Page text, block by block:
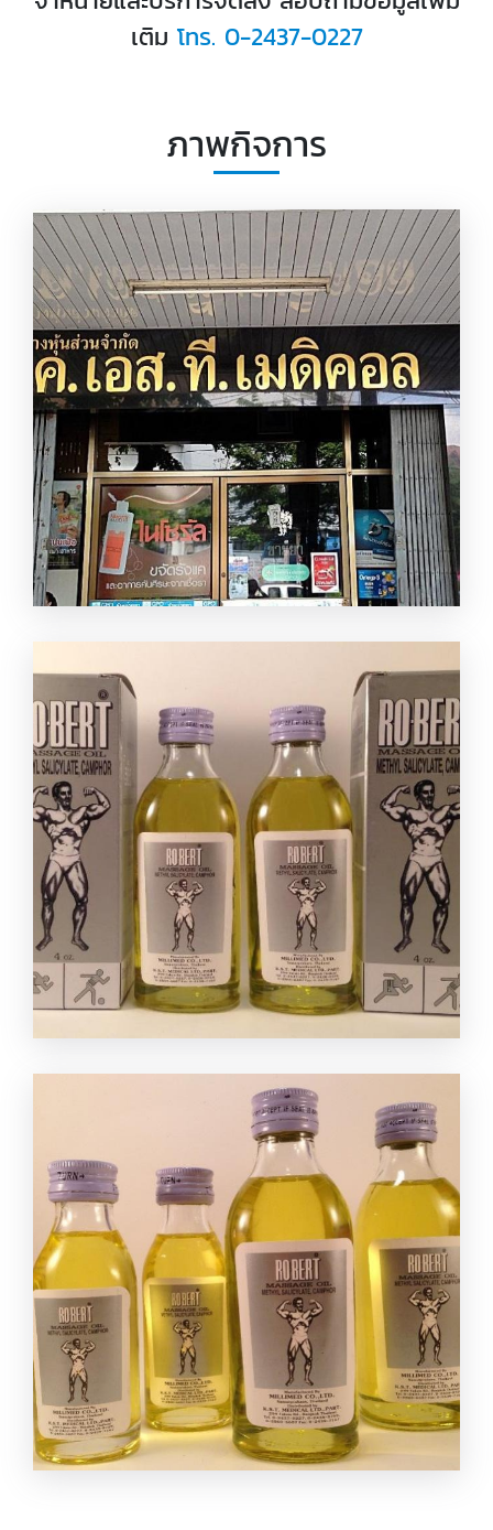
เติม โทร. 0-2437-0227
ภาพกิจการ